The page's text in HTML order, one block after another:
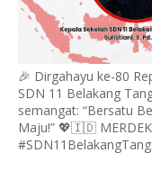
🎉 Dirgahayu ke-80
SDN 11 Belakang
semangat: “Bersatu
Maju!” 💖🇮🇩